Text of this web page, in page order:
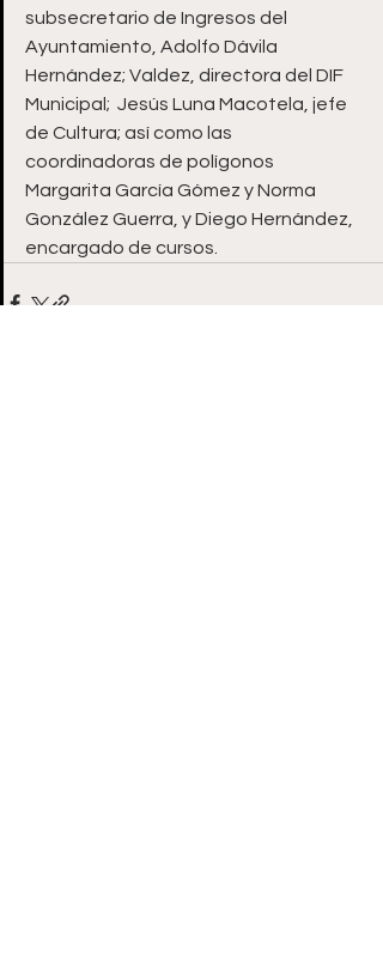
subsecretario de Ingresos del
Ayuntamiento, Adolfo Dávila
Hernández; Valdez, directora del DIF
Municipal;  Jesús Luna Macotela, jefe
de Cultura; así como las
coordinadoras de polígonos
Margarita García Gómez y Norma
González Guerra, y Diego Hernández,
encargado de cursos.